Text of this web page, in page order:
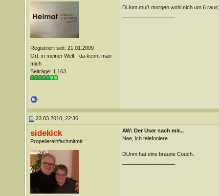
Registriert seit: 21.01.2009
Ort: in meiner Welt - da kennt man
mich
Beiträge: 1.163
DUnm muß morgen wohl nich um 6
23.03.2010, 22:36
sidekick
Propellereinfachmitmir
AW: Der User nach mir...
Nee, ich telefoniere....
DUnm hat eine braune Couch.